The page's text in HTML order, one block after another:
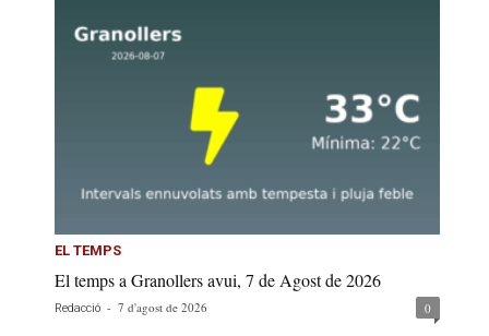
EL TEMPS
El temps a Granollers avui, 7 de Agost de 2026
Redacció - 7 d'agost de 2026 0